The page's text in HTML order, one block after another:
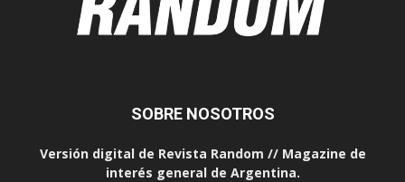
SOBRE NOSOTROS
Versión digital de Revista Random // Magazine de
interés general de Argentina.